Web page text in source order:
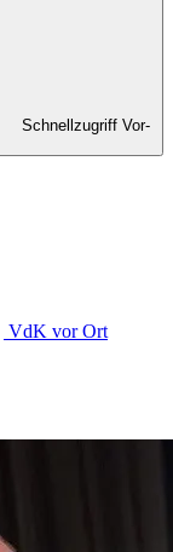
Schnellzugriff Vor-
VdK vor Ort